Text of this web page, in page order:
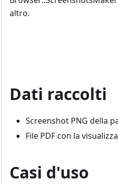
altro.
Dati raccolti
Screenshot PNG della
File PDF con la
Casi d'uso